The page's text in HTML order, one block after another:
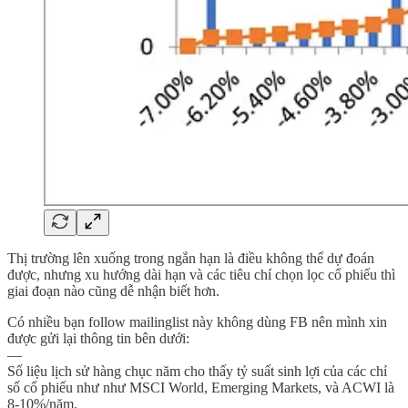
Thị trường lên xuống trong ngắn hạn là điều không thể dự đoán
được, nhưng xu hướng dài hạn và các tiêu chí chọn lọc cổ phiếu thì
giai đoạn nào cũng dễ nhận biết hơn.
Có nhiều bạn follow mailinglist này không dùng FB nên mình xin
được gửi lại thông tin bên dưới:
—
Số liệu lịch sử hàng chục năm cho thấy tỷ suất sinh lợi của các chỉ
số cổ phiếu như như MSCI World, Emerging Markets, và ACWI là
8-10%/năm.